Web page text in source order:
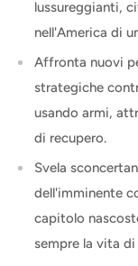
lussureggianti,
nell'America di
Affronta nuovi
strategiche
usando armi,
di recupero.
Svela
dell'imminente
capitolo
sempre la vita di